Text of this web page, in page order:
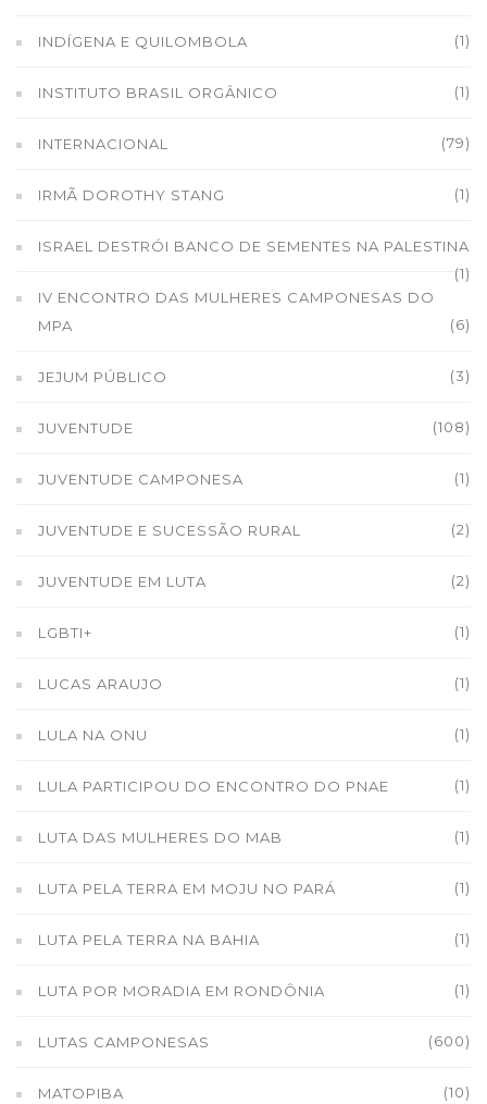
INDÍGENA E QUILOMBOLA (1)
INSTITUTO BRASIL ORGÂNICO (1)
INTERNACIONAL (79)
IRMÃ DOROTHY STANG (1)
ISRAEL DESTRÓI BANCO DE SEMENTES NA PALESTINA
(1)
IV ENCONTRO DAS MULHERES CAMPONESAS DO
MPA
(6)
JEJUM PÚBLICO (3)
JUVENTUDE (108)
JUVENTUDE CAMPONESA (1)
JUVENTUDE E SUCESSÃO RURAL (2)
JUVENTUDE EM LUTA (2)
LGBTI+ (1)
LUCAS ARAUJO (1)
LULA NA ONU (1)
LULA PARTICIPOU DO ENCONTRO DO PNAE (1)
LUTA DAS MULHERES DO MAB (1)
LUTA PELA TERRA EM MOJU NO PARÁ (1)
LUTA PELA TERRA NA BAHIA (1)
LUTA POR MORADIA EM RONDÔNIA (1)
LUTAS CAMPONESAS (600)
MATOPIBA (10)